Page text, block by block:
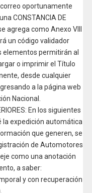
oportunamente
CONSTANCIA DE
agrega como Anexo VIII
un código validador
elementos permitirán al
o imprimir el Título
desde cualquier
a la página web
Nacional.
En los siguientes
la expedición automática
que generen, se
de Automotores
como una anotación
a saber:
y con recuperación